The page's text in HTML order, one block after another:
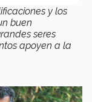
y los
buen
seres
apoyen a la